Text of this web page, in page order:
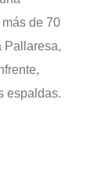
de 70
Pallaresa,
espaldas.